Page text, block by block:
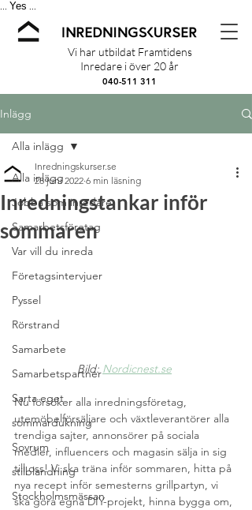
Yes
Vi har utbildat Framtidens
Inredare i över 20 år
040-511 311
Inlägg
Alla inlägg
Jobba som inredare
Samarbetsföretag
Var vill du inreda
Företagsintervjuer
Pyssel
Rörstrand
Samarbete
Samarbetspartner
Sarta eget
sommardukning
Sovrum
stilblandning
Stockholmsmässan
Alla inlägg
Inredningstankar inför
sommaren
Inredningskurser.se
28 juni 2022 6 min läsning
Bild: Nordicnest.se
Nu försöker alla inredningsföretag,
utemöbelförsäljare och växtleverantörer alla
trendiga sajter, annonsörer på sociala
medier, influencers och magasin sälja in sig
till oss! Vi ska träna inför sommaren, hitta på
nya recept inför semesterns grillpartyn, vi
ska göra egna DIY-projekt, hinna bygga om,